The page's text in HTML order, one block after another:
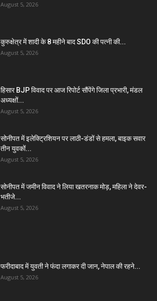
August 5, 2026
कुरुक्षेत्र में शादी के 8 महीने बाद SDO की पत्नी की...
August 5, 2026
हिसार BJP विवाद पर आज रिपोर्ट सौंपेंगे जिला प्रभारी, मंडल
अध्यक्षों...
August 5, 2026
सोनीपत में इलेक्ट्रिशियन पर लाठी-डंडों से हमला, बाइक सवार
तीन युवकों...
August 5, 2026
सोनीपत में जमीन विवाद ने लिया खतरनाक मोड़, महिला ने देवर-
भतीजे...
August 5, 2026
फरीदाबाद में युवती ने फंदा लगाकर दी जान, नेपाल की रहने...
August 5, 2026